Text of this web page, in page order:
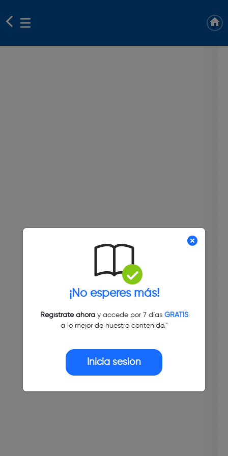
¡No esperes más!
Regístrate ahoray accede por 7 días GRATIS
a lo mejor de nuestro contenido."
Inicia sesión